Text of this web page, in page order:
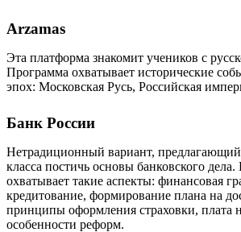
Arzamas
Эта платформа знакомит учеников с
Программа охватывает исторические
эпох: Московская Русь, Российская
Банк России
Нетрадиционный вариант,
класса постичь основы банковского
охватывает такие аспекты: финансовая
кредитование, формирование плана на
принципы оформления страховки, плата
особенности реформ.